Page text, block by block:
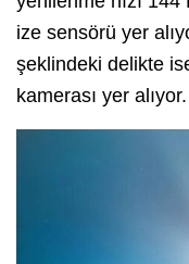
ize sensörü yer
şeklindeki delikte
kamerası yer alıyor.